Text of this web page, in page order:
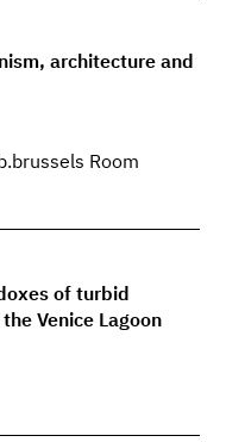
architecture and
Room
of turbid
Venice Lagoon